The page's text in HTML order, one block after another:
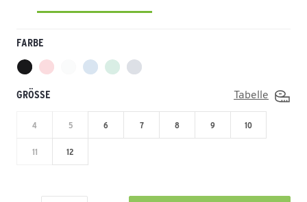
FARBE
GRÖSSE Tabelle
4 5 6 7 8 9 10
11 12